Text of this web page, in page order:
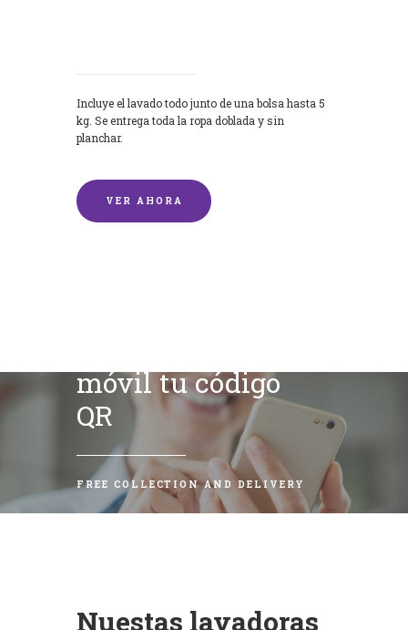
Incluye el lavado todo junto de una bolsa hasta 5
kg. Se entrega toda la ropa doblada y sin
planchar.
VER AHORA
móvil tu código
QR
FREE COLLECTION AND DELIVERY
Nuestas lavadoras